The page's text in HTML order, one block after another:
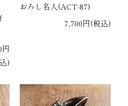
)
おろし名人(ACT-87)
7,700円(税込)